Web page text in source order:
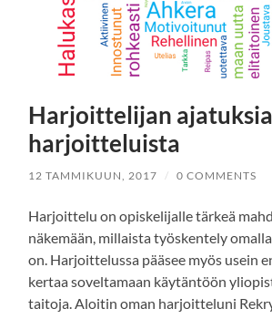
Harjoittelijan ajatuksia
harjoitteluista
12 TAMMIKUUN, 2017 / 0 COMMENTS
Harjoittelu on opiskelijalle tärkeä
näkemään, millaista työskentely
on. Harjoittelussa pääsee myös usein
kertaa soveltamaan käytäntöön
taitoja. Aloitin oman harjoitteluni